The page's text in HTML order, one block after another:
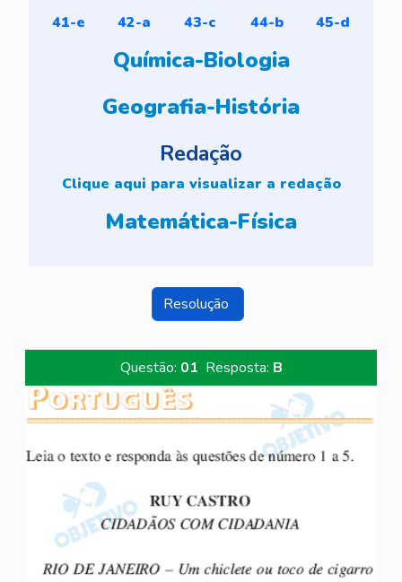
Questão: 01 Resposta: B
41-e 42-a 43-c 44-b 45-d
Química-Biologia
Geografia-História
Redação
Clique aqui para visualizar a redação
Matemática-Física
Resolução